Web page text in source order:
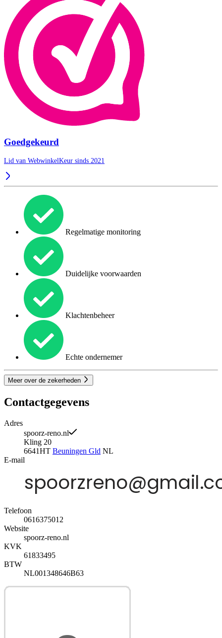
Goedgekeurd
Lid van WebwinkelKeur sinds 2021
Regelmatige monitoring
Duidelijke voorwaarden
Klachtenbeheer
Echte ondernemer
Meer over de zekerheden
Contactgegevens
Adres
spoorz-reno.nl
Kling 20
6641HT Beuningen Gld NL
E-mail
Telefoon
0616375012
Website
spoorz-reno.nl
KVK
61833495
BTW
NL001348646B63